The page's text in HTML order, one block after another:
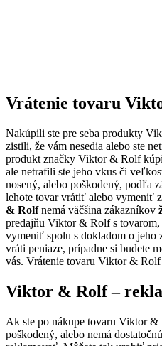
Vrátenie tovaru
Nakúpili ste pre seba produkty
zistili, že vám nesedia alebo ste
produkt značky Viktor & Rolf
ale netrafili ste jeho vkus či
nosený, alebo poškodený, podľa
lehote tovar vrátiť alebo vymeniť
& Rolfnemá väčšina zákazníkov
predajňu Viktor & Rolf s
vymeniť spolu s dokladom o
vráti peniaze, prípadne si budete
vás. Vrátenie tovaru Viktor &
Viktor & Rolf –
Ak ste po nákupe tovaru Viktor
poškodený, alebo nemá